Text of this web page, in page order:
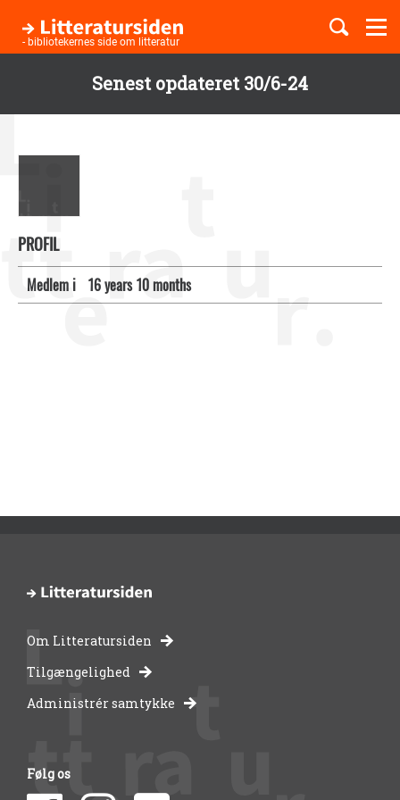
Senest opdateret 30/6-24
hovedindhold
- bibliotekernes side om litteratur
Børnebøger
PROFIL
Medlem i 16 years 10 months
-
bibliotekernes
side
Om Litteratursiden
Tilgængelighed
Administrér samtykke
Følg os